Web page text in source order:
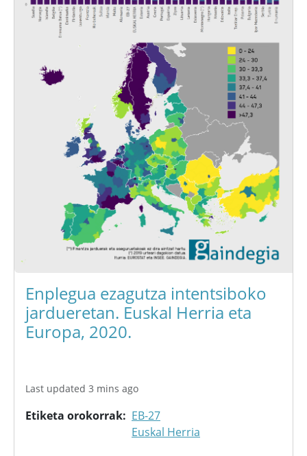
Enplegua ezagutza intentsiboko
jardueretan. Euskal Herria eta
Europa, 2020.
Last updated 3 mins ago
Etiketa orokorrak
EB-27
Euskal Herria